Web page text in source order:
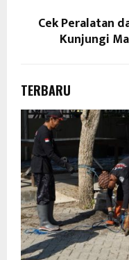
Cek Peralatan
Kunjungi
TERBARU